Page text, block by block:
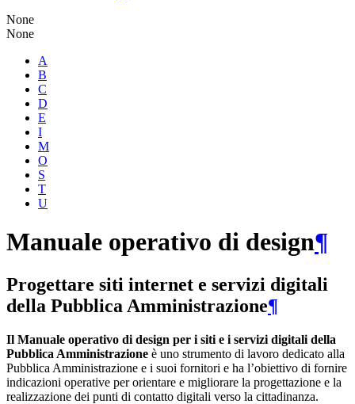
None
None
A
B
C
D
E
I
M
O
S
T
U
Manuale operativo di design¶
Progettare siti internet e servizi digitali
della Pubblica Amministrazione¶
Il Manuale operativo di design per i siti e i servizi digitali della
Pubblica Amministrazione è uno strumento di lavoro dedicato alla
Pubblica Amministrazione e i suoi fornitori e ha l’obiettivo di fornire
indicazioni operative per orientare e migliorare la progettazione e la
realizzazione dei punti di contatto digitali verso la cittadinanza.